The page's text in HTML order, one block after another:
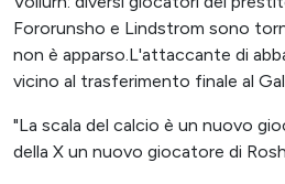
Fororunsho e Lindstrom sono
non è apparso.L'attaccante di
vicino al trasferimento finale al
"La scala del calcio è un nuovo
della X un nuovo giocatore di